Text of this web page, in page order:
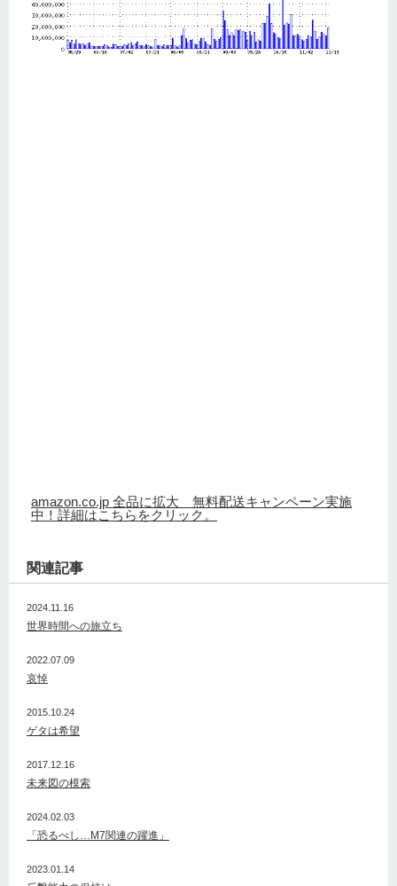
amazon.co.jp 全品に拡大 無料配送キャンペーン実施
中！詳細はこちらをクリック。
関連記事
2024.11.16
世界時間への旅立ち
2022.07.09
哀悼
2015.10.24
ゲタは希望
2017.12.16
未来図の模索
2024.02.03
「恐るべし…M7関連の躍進」
2023.01.14